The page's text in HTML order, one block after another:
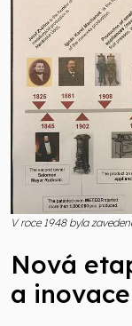
V roce 1948 byla
Nová
a inovace